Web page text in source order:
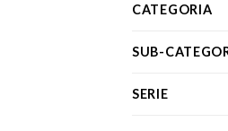
CATEGORIA
SUB-
SERIE